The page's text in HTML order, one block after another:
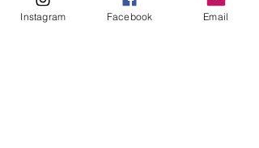
Instagram Facebook Email